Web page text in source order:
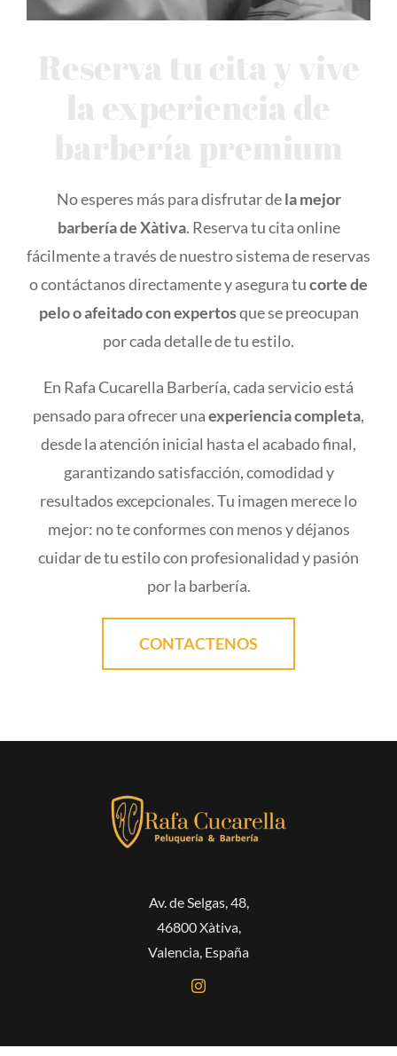
No esperes más para disfrutar dela mejor
barbería de Xàtiva. Reserva tu cita online
fácilmente a través de nuestro sistema de reservas
o contáctanos directamente y asegura tucorte de
pelo o afeitado con expertosque se preocupan
por cada detalle de tu estilo.
En Rafa Cucarella Barbería, cada servicio está
pensado para ofrecer unaexperiencia completa,
desde la atención inicial hasta el acabado final,
garantizando satisfacción, comodidad y
resultados excepcionales. Tu imagen merece lo
mejor: no te conformes con menos y déjanos
cuidar de tu estilo con profesionalidad y pasión
por la barbería.
CONTACTENOS
Av. de Selgas, 48,
46800 Xàtiva,
Valencia, España